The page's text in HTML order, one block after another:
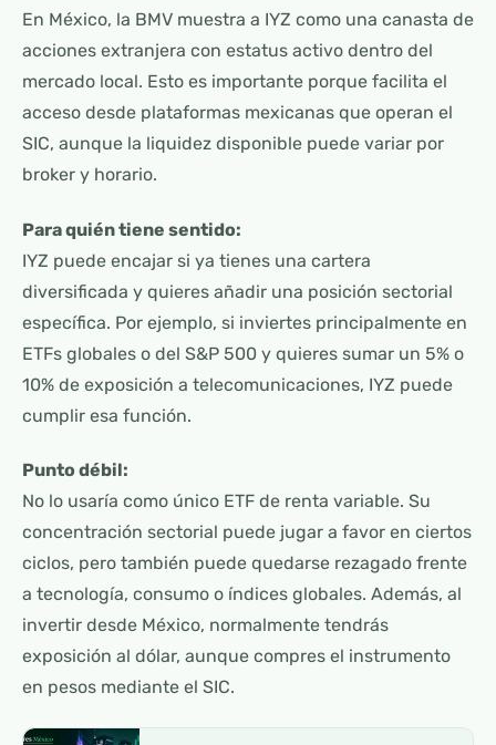
En México, la BMV muestra a IYZ como una canasta de
acciones extranjera con estatus activo dentro del
mercado local. Esto es importante porque facilita el
acceso desde plataformas mexicanas que operan el
SIC, aunque la liquidez disponible puede variar por
broker y horario.
Para quién tiene sentido:
IYZ puede encajar si ya tienes una cartera
diversificada y quieres añadir una posición sectorial
específica. Por ejemplo, si inviertes principalmente en
ETFs globales o del S&P 500 y quieres sumar un 5% o
10% de exposición a telecomunicaciones, IYZ puede
cumplir esa función.
Punto débil:
No lo usaría como único ETF de renta variable. Su
concentración sectorial puede jugar a favor en ciertos
ciclos, pero también puede quedarse rezagado frente
a tecnología, consumo o índices globales. Además, al
invertir desde México, normalmente tendrás
exposición al dólar, aunque compres el instrumento
en pesos mediante el SIC.